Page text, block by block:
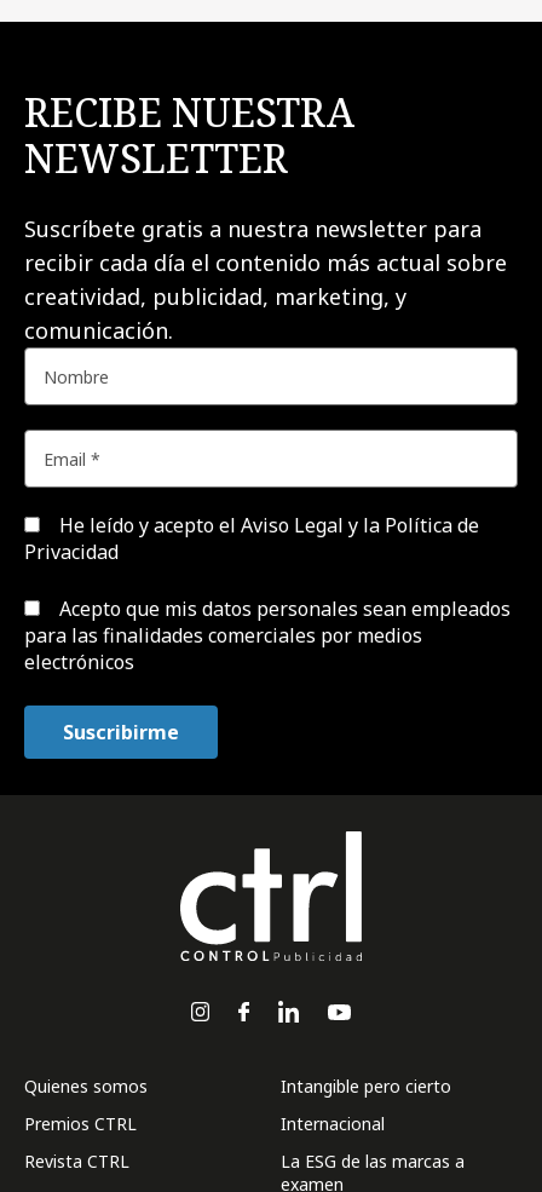
RECIBE NUESTRA
NEWSLETTER
Suscríbete gratis a nuestra newsletter para
recibir cada día el contenido más actual sobre
creatividad, publicidad, marketing, y
comunicación.
He leído y acepto el Aviso Legal y la Política de
Privacidad
Acepto que mis datos personales sean empleados
para las finalidades comerciales por medios
electrónicos
Quienes somos
Premios CTRL
Revista CTRL
Intangible pero cierto
Internacional
La ESG de las marcas a
examen